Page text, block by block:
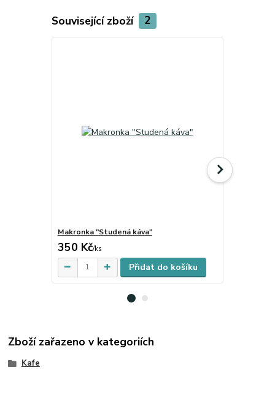
Související zboží 2
Makronka "Studená káva"
350 Kč/ks
Přidat do košíku
Zboží zařazeno v kategoriích
Kafe